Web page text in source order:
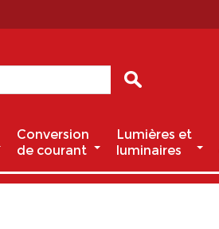
Conversion
de courant
Lumières et
luminaires